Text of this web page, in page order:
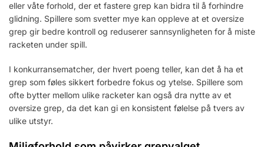
eller våte forhold, der et fastere grep kan bidra til å forhindre
glidning. Spillere som svetter mye kan oppleve at et oversize
grep gir bedre kontroll og reduserer sannsynligheten for å miste
racketen under spill.
I konkurransematcher, der hvert poeng teller, kan det å ha et
grep som føles sikkert forbedre fokus og ytelse. Spillere som
ofte bytter mellom ulike racketer kan også dra nytte av et
oversize grep, da det kan gi en konsistent følelse på tvers av
ulike utstyr.